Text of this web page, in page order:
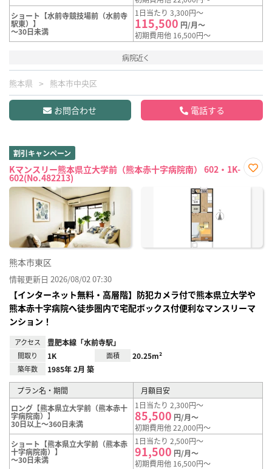
ショート【水前寺競技場前（水前寺
駅東）】
～30日未満
1日当たり 3,300円～
115,500 円/月～
初期費用他 16,500円～
病院近く
熊本県 熊本市中央区
お問合わせ 電話する
割引キャンペーン
Kマンスリー熊本県立大学前（熊本赤十字病院南） 602・1K-
602(No.482213)
に入
熊本市東区
情報更新日 2026/08/02 07:30
【インターネット無料・高層階】防犯カメラ付で熊本県立大学や
熊本赤十字病院へ徒歩圏内で宅配ボックス付便利なマンスリーマ
ンション！
アクセス 豊肥本線「水前寺駅」
間取り 1K 面積 20.25m²
築年数 1985年 2月 築
プラン名・期間
月額目安
ロング【熊本県立大学前（熊本赤十
字病院南）】
30日以上～360日未満
1日当たり 2,300円～
85,500 円/月～
初期費用他 22,000円～
ショート【熊本県立大学前（熊本赤
十字病院南）】
～30日未満
1日当たり 2,500円～
91,500 円/月～
初期費用他 16,500円～